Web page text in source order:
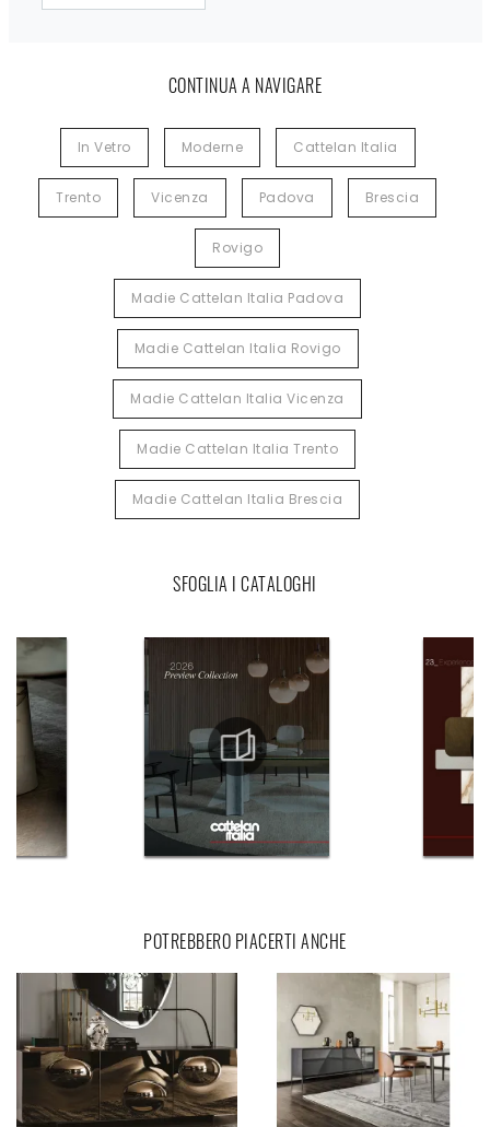
CONTINUA A NAVIGARE
In Vetro Moderne Cattelan Italia
Trento Vicenza Padova Brescia
Rovigo
Madie Cattelan Italia Padova
Madie Cattelan Italia Rovigo
Madie Cattelan Italia Vicenza
Madie Cattelan Italia Trento
Madie Cattelan Italia Brescia
SFOGLIA I CATALOGHI
POTREBBERO PIACERTI ANCHE